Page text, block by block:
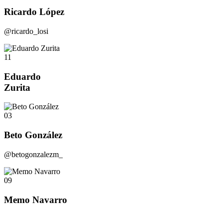
Ricardo López
@ricardo_losi
11
Eduardo
Zurita
03
Beto González
@betogonzalezm_
09
Memo Navarro